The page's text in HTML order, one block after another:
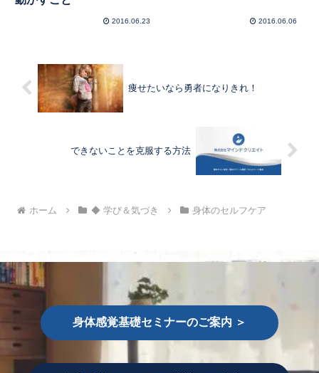
2016.06.23 2016.06.06
痩せたいなら勇者になりきれ！
できないことを克服する方法
ホーム ◆ 学び＆気づき 身体のセルフケア
身体感覚基礎セミナーのご案内 ＞